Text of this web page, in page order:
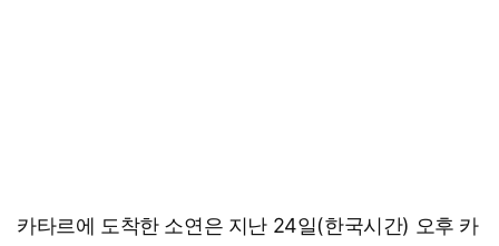
카타르에 도착한 소연은 지난 24일(한국시간) 오후 카